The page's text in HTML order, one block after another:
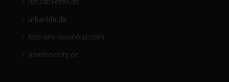
urbanlife.de
fast-and-luxurious.com
newfoodcity.de